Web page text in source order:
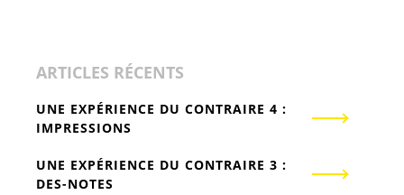
ARTICLES RÉCENTS
UNE EXPÉRIENCE DU CONTRAIRE 4 :
IMPRESSIONS
UNE EXPÉRIENCE DU CONTRAIRE 3 :
DES-NOTES